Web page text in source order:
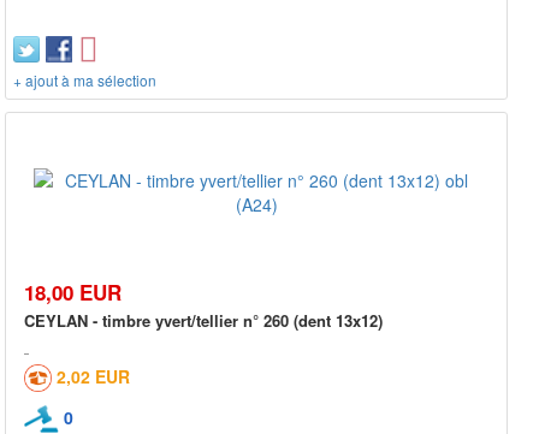
+ ajout à ma sélection
18,00 EUR
CEYLAN - timbre yvert/tellier n° 260 (dent 13x12)
2,02 EUR
0